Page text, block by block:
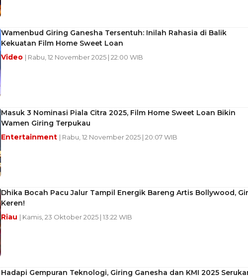
Wamenbud Giring Ganesha Tersentuh: Inilah Rahasia di Balik
Kekuatan Film Home Sweet Loan
Video | Rabu, 12 November 2025 | 22:00 WIB
Masuk 3 Nominasi Piala Citra 2025, Film Home Sweet Loan Bikin
Wamen Giring Terpukau
Entertainment | Rabu, 12 November 2025 | 20:07 WIB
Dhika Bocah Pacu Jalur Tampil Energik Bareng Artis Bollywood,
Keren!
Riau | Kamis, 23 Oktober 2025 | 13:22 WIB
Hadapi Gempuran Teknologi, Giring Ganesha dan KMI 2025